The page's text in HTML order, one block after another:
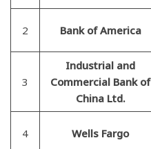
2 Bank of America
3
Industrial and
Commercial Bank of
China Ltd.
4 Wells Fargo